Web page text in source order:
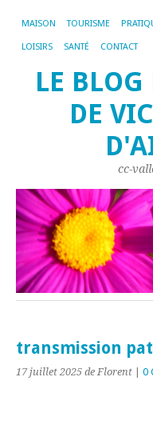
MAISON TOURISME
LOISIRS SANTÉ CONTACT
LE BLOG
DE
cc-
transmission
17 juillet 2025 de Florent | 0